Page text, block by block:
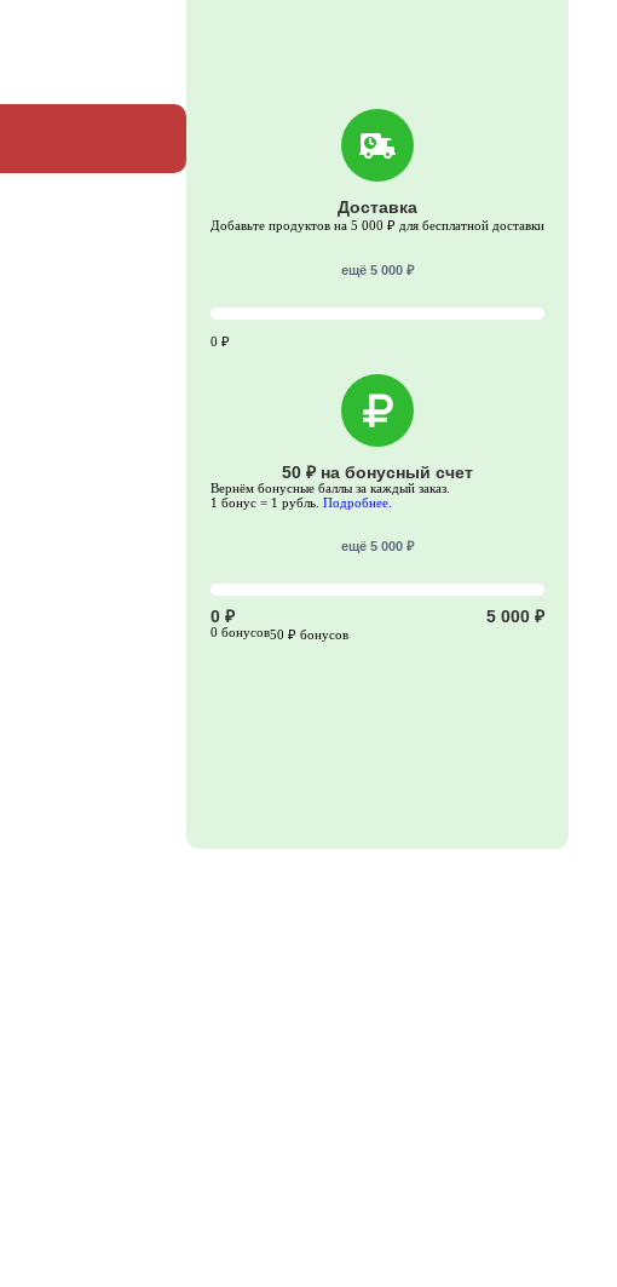
Доставка
Добавьте продуктов на 5 000 ₽ для бесплатной доставки
ещё 5 000 ₽
0 ₽
50 ₽ на бонусный счет
Вернём бонусные баллы за каждый заказ.
1 бонус = 1 рубль. Подробнее.
ещё 5 000 ₽
0 ₽ 5 000 ₽
0 бонусов50 ₽ бонусов